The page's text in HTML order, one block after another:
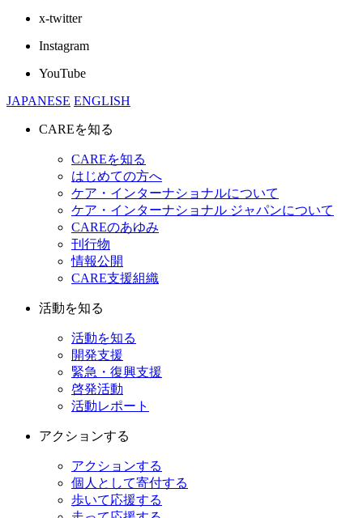
x-twitter
Instagram
YouTube
JAPANESE ENGLISH
CAREを知る
CAREを知る
はじめての方へ
ケア・インターナショナルについて
ケア・インターナショナル ジャパンについて
CAREのあゆみ
刊行物
情報公開
CARE支援組織
活動を知る
活動を知る
開発支援
緊急・復興支援
啓発活動
活動レポート
アクションする
アクションする
個人として寄付する
歩いて応援する